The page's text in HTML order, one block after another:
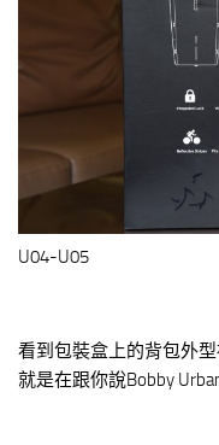
U04-U05
看到包裝盒上的背包外
就是在跟你說Bobby